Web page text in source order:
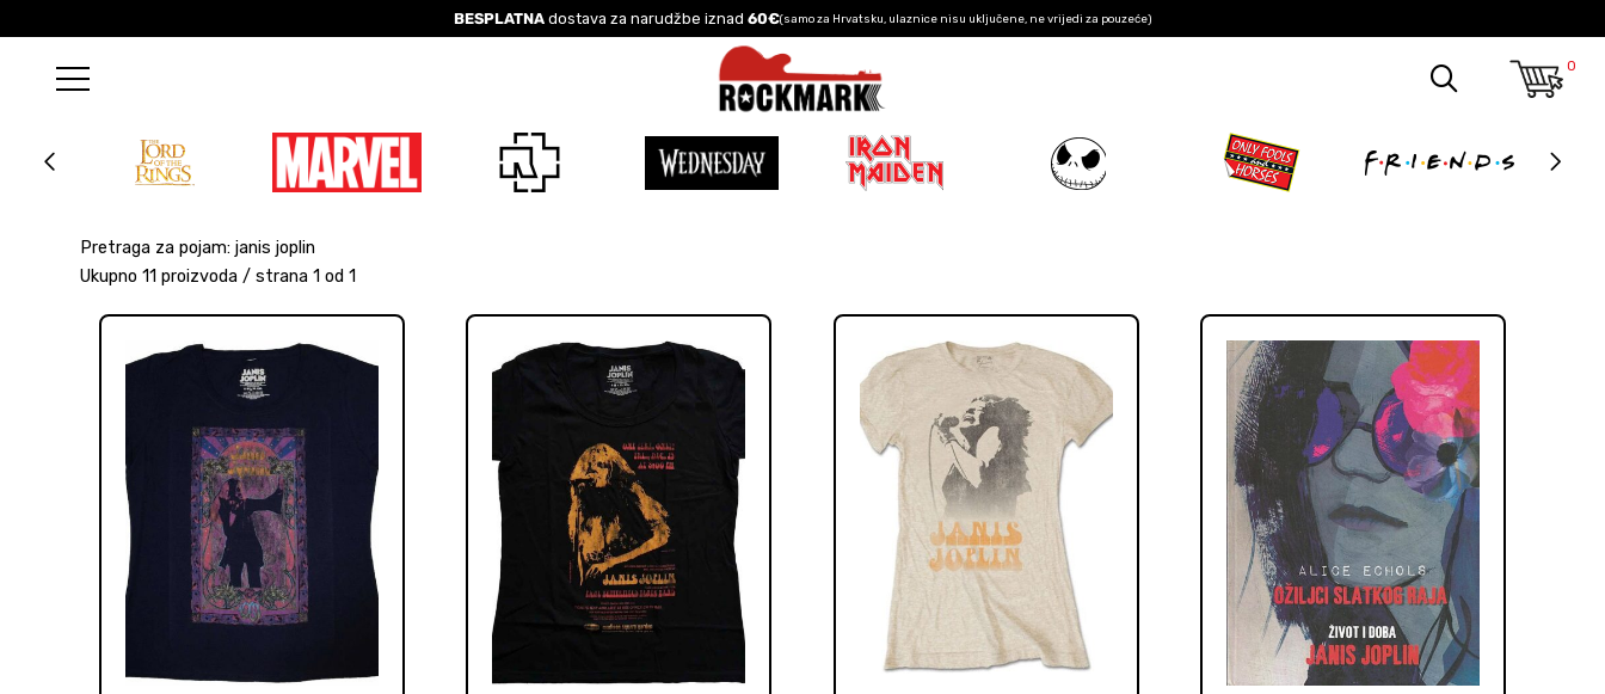
BESPLATNAdostava za narudžbe iznad 60€(samo za Hrvatsku, ulaznice nisu uključene, ne vrijedi za pouzeće)
0
Pretraga za pojam: janis joplin
Ukupno 11 proizvoda / strana 1 od 1